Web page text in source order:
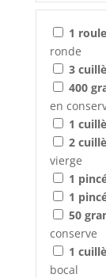
1
ronde
3
400
en
1
2
vierge
1
1
50
conserve
1
bocal